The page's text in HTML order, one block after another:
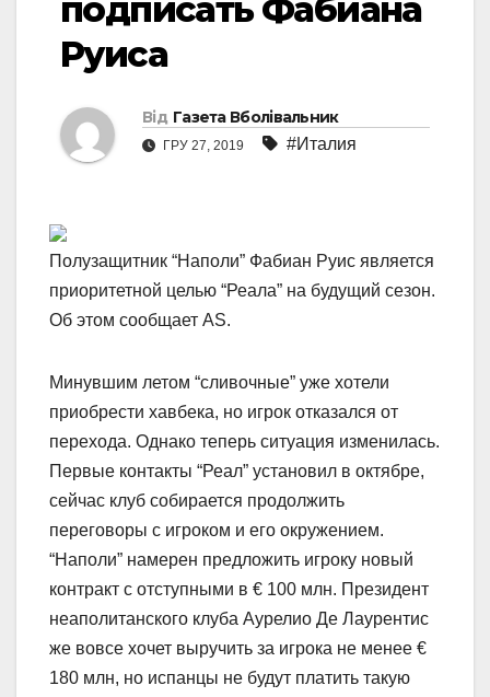
подписать Фабиана
Руиса
Від Газета Вболівальник
ГРУ 27, 2019 #Италия
Полузащитник “Наполи” Фабиан Руис является
приоритетной целью “Реала” на будущий сезон.
Об этом сообщает AS.
Минувшим летом “сливочные” уже хотели
приобрести хавбека, но игрок отказался от
перехода. Однако теперь ситуация изменилась.
Первые контакты “Реал” установил в октябре,
сейчас клуб собирается продолжить
переговоры с игроком и его окружением.
“Наполи” намерен предложить игроку новый
контракт с отступными в € 100 млн. Президент
неаполитанского клуба Аурелио Де Лаурентис
же вовсе хочет выручить за игрока не менее €
180 млн, но испанцы не будут платить такую